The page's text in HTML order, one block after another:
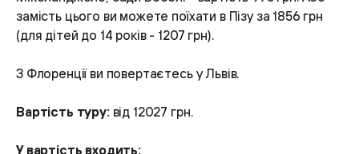
замість цього ви можете поїхати в Пізу за 1856 грн
(для дітей до 14 років - 1207 грн).
З Флоренції ви повертаєтесь у Львів.
Вартість туру: від 12027 грн.
У вартість входить: